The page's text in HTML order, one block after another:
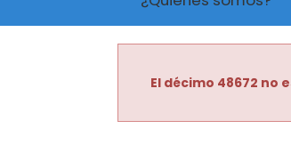
El décimo 48672